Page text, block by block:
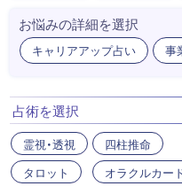
お悩みの詳細を選択
キャリアアップ占い 事
占術を選択
霊視・透視
タロット
四柱推命
オラクルカー